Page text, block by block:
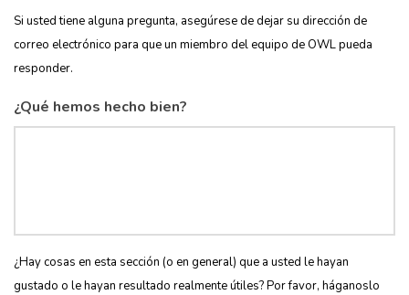
Si usted tiene alguna pregunta, asegúrese de dejar su dirección de
correo electrónico para que un miembro del equipo de OWL pueda
responder.
¿Qué hemos hecho bien?
¿Hay cosas en esta sección (o en general) que a usted le hayan
gustado o le hayan resultado realmente útiles? Por favor, háganoslo